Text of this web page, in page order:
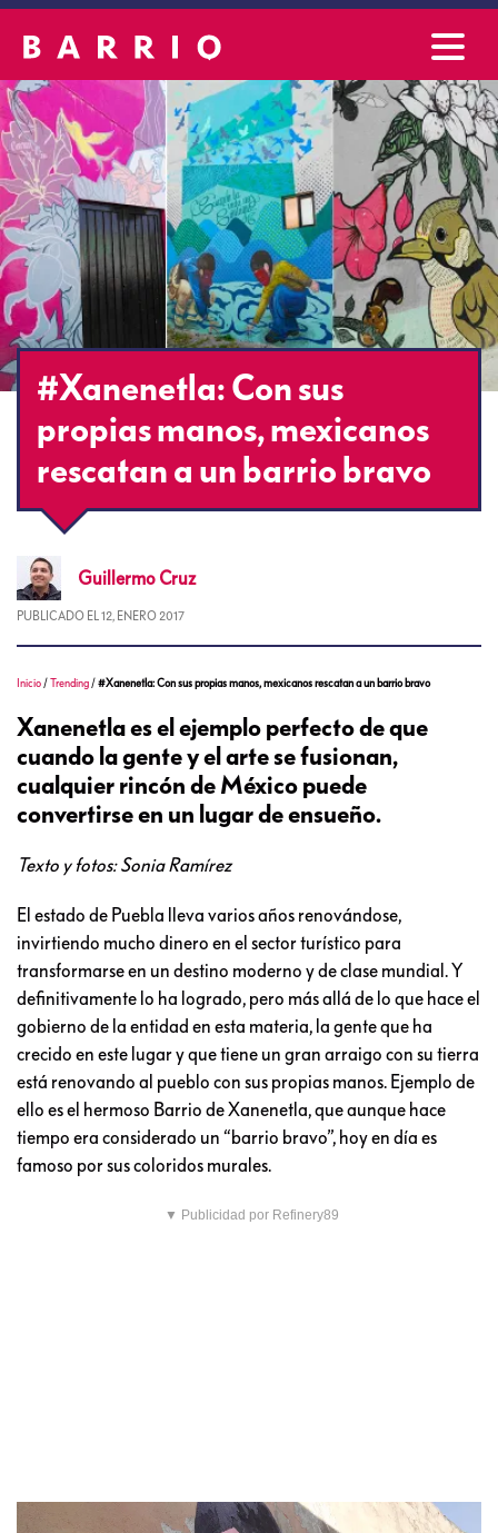
#Xanenetla: Con sus
propias manos, mexicanos
rescatan a un barrio bravo
Guillermo Cruz
PUBLICADO EL 12, ENERO 2017
Inicio /Trending /#Xanenetla: Con sus propias manos, mexicanos rescatan a un barrio bravo
Xanenetla es el ejemplo perfecto de que
cuando la gente y el arte se fusionan,
cualquier rincón de México puede
convertirse en un lugar de ensueño.
Texto y fotos: Sonia Ramírez
El estado de Puebla lleva varios años renovándose,
invirtiendo mucho dinero en el sector turístico para
transformarse en un destino moderno y de clase mundial. Y
definitivamente lo ha logrado, pero más allá de lo que hace el
gobierno de la entidad en esta materia, la gente que ha
crecido en este lugar y que tiene un gran arraigo con su tierra
está renovando al pueblo con sus propias manos. Ejemplo de
ello es el hermoso Barrio de Xanenetla, que aunque hace
tiempo era considerado un “barrio bravo”, hoy en día es
famoso por sus coloridos murales.
▼ Publicidad por Refinery89